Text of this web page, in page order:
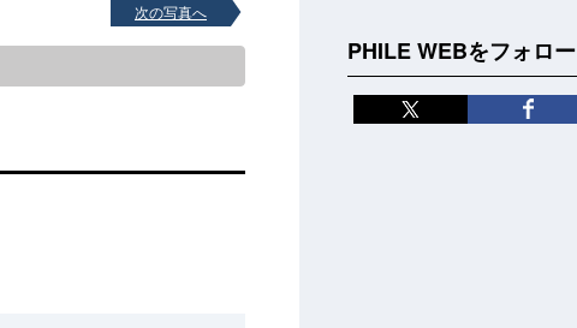
次の写真へ
PHILE WEBをフォロー